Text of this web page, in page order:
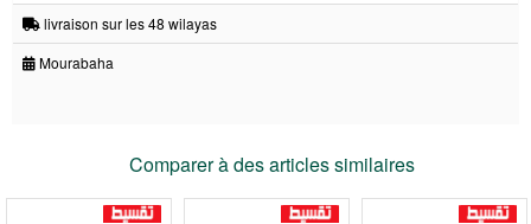
livraison sur les 48 wilayas
Mourabaha
Comparer à des articles similaires